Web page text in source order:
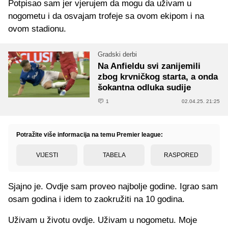
Potpisao sam jer vjerujem da mogu da uživam u
nogometu i da osvajam trofeje sa ovom ekipom i na
ovom stadionu.
Gradski derbi
Na Anfieldu svi zanijemili
zbog krvničkog starta, a onda
šokantna odluka sudije
1 02.04.25. 21:25
Potražite više informacija na temu Premier league:
VIJESTI TABELA RASPORED
Sjajno je. Ovdje sam proveo najbolje godine. Igrao sam
osam godina i idem to zaokružiti na 10 godina.
Uživam u životu ovdje. Uživam u nogometu. Moje